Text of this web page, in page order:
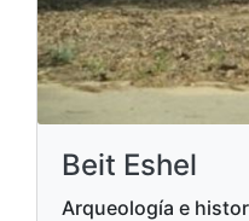
Beit Eshel
Arqueología e